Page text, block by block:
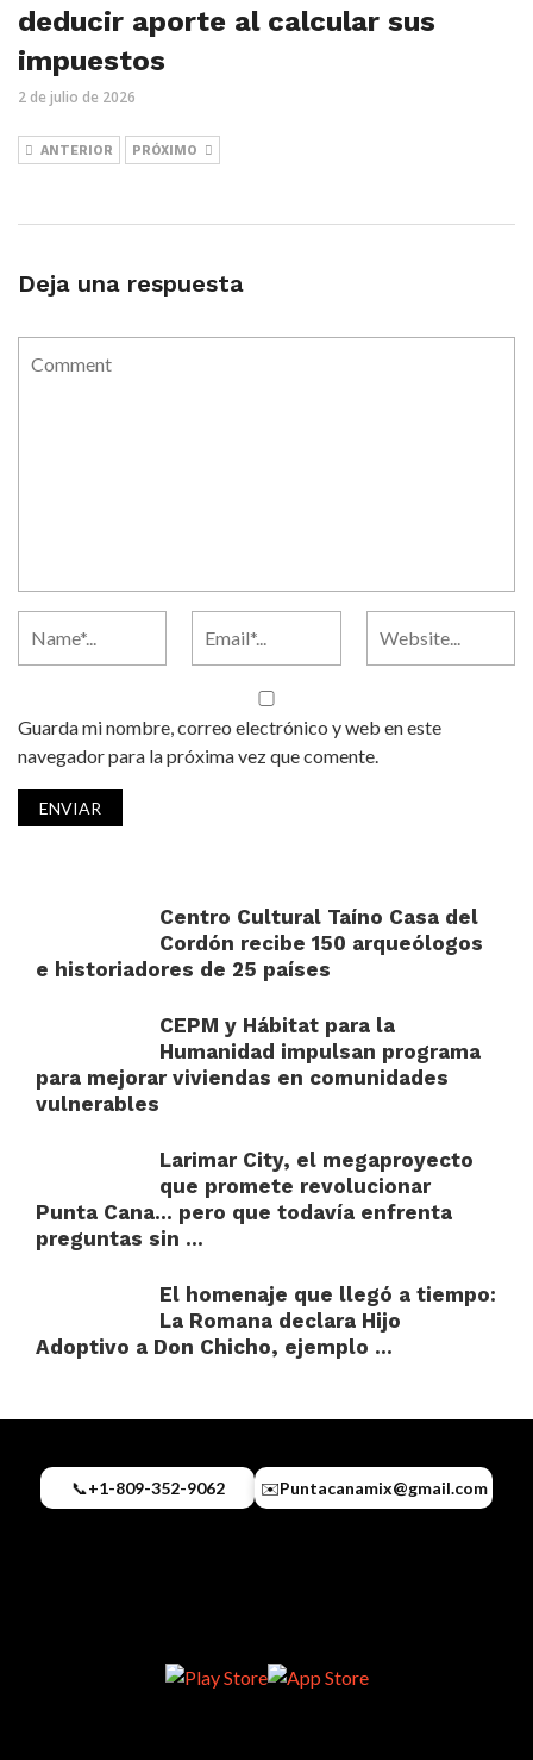
deducir aporte al calcular sus
impuestos
2 de julio de 2026
ANTERIOR PRÓXIMO
Deja una respuesta
Guarda mi nombre, correo electrónico y web en este
navegador para la próxima vez que comente.
Centro Cultural Taíno Casa del
Cordón recibe 150 arqueólogos
e historiadores de 25 países
CEPM y Hábitat para la
Humanidad impulsan programa
para mejorar viviendas en comunidades
vulnerables
Larimar City, el megaproyecto
que promete revolucionar
Punta Cana… pero que todavía enfrenta
preguntas sin ...
El homenaje que llegó a tiempo:
La Romana declara Hijo
Adoptivo a Don Chicho, ejemplo ...
📞+1-809-352-9062 ✉️Puntacanamix@gmail.com